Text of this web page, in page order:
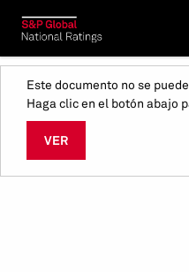
Este documento no se
Haga clic en el botón abajo
VER